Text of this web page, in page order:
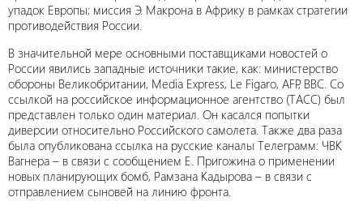
упадок Европы; миссия Э. Макрона в Африку в рамках стратегии
противодействия России.
В значительной мере основными поставщиками новостей о
России явились западные источники такие, как: министерство
обороны Великобритании, Media Express, Le Figaro, AFP, BBC. Со
ссылкой на российское информационное агентство (ТАСС) был
представлен только один материал. Он касался попытки
диверсии относительно Российского самолета. Также два раза
была опубликована ссылка на русские каналы Телеграмм: ЧВК
Вагнера – в связи с сообщением Е. Пригожина о применении
новых планирующих бомб, Рамзана Кадырова – в связи с
отправлением сыновей на линию фронта.